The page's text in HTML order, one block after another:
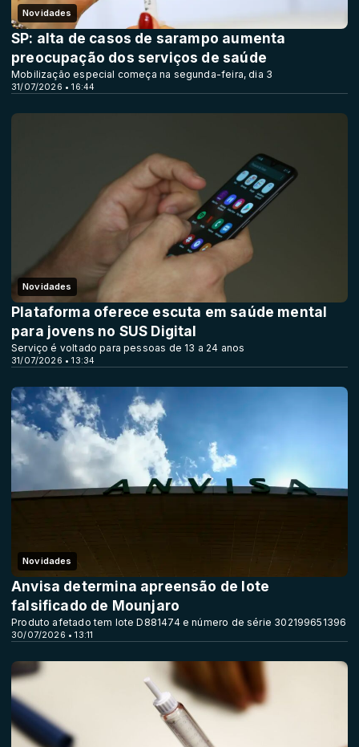
Novidades
31/07/2026 • 16:44
SP: alta de casos de sarampo aumenta
preocupação dos serviços de saúde
Mobilização especial começa na segunda-feira, dia 3
Novidades
31/07/2026 • 13:34
Plataforma oferece escuta em saúde mental
para jovens no SUS Digital
Serviço é voltado para pessoas de 13 a 24 anos
Novidades
30/07/2026 • 13:11
Anvisa determina apreensão de lote
falsificado de Mounjaro
Produto afetado tem lote D881474 e número de série 302199651396